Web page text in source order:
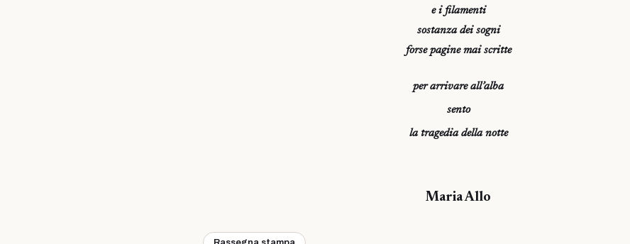
e i filamenti
sostanza dei sogni
forse pagine mai scritte
per arrivare all’alba
sento
la tragedia della notte
Maria Allo